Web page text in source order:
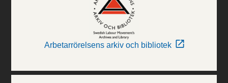
Arbetarrörelsens arkiv och bibliotek